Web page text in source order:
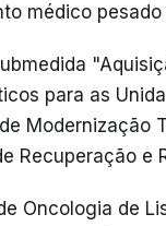
médico
para as
Modernização
Recuperação e
Oncologia de